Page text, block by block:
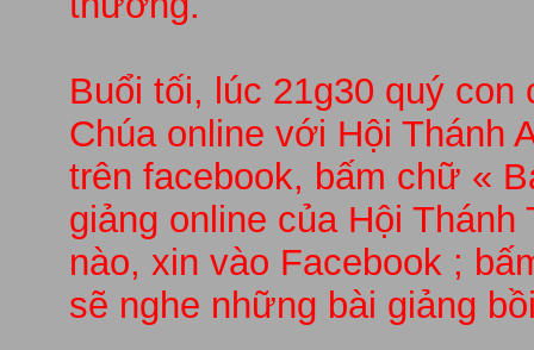
Buổi tối, lúc 21g30 quý
Chúa online với Hội
trên facebook, bấm chữ «
giảng online của Hội
nào, xin vào Facebook ;
sẽ nghe những bài giảng